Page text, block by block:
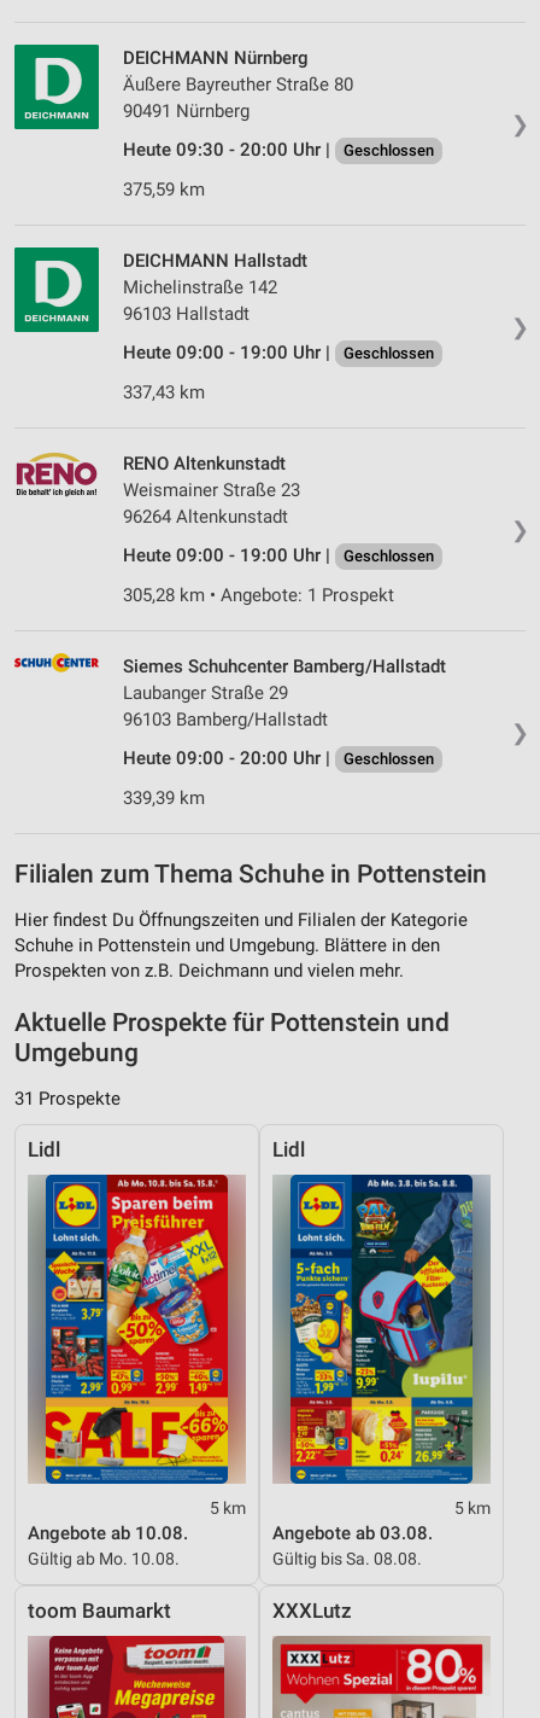
❯
DEICHMANN Nürnberg
Äußere Bayreuther Straße 80
90491 Nürnberg
Heute 09:30 - 20:00 Uhr |
Geschlossen
375,59 km
❯
DEICHMANN Hallstadt
Michelinstraße 142
96103 Hallstadt
Heute 09:00 - 19:00 Uhr |
Geschlossen
337,43 km
❯
RENO Altenkunstadt
Weismainer Straße 23
96264 Altenkunstadt
Heute 09:00 - 19:00 Uhr |
Geschlossen
305,28 km • Angebote: 1 Prospekt
❯
Siemes Schuhcenter Bamberg/Hallstadt
Laubanger Straße 29
96103 Bamberg/Hallstadt
Heute 09:00 - 20:00 Uhr |
Geschlossen
339,39 km
Filialen zum Thema Schuhe in Pottenstein
Hier findest Du Öffnungszeiten und Filialen der Kategorie
Schuhe in Pottenstein und Umgebung. Blättere in den
Prospekten von z.B. Deichmann und vielen mehr.
Aktuelle Prospekte für Pottenstein und
Umgebung
31 Prospekte
Lidl
5 km
Angebote ab 10.08.
Gültig ab Mo. 10.08.
Lidl
5 km
Angebote ab 03.08.
Gültig bis Sa. 08.08.
toom Baumarkt XXXLutz